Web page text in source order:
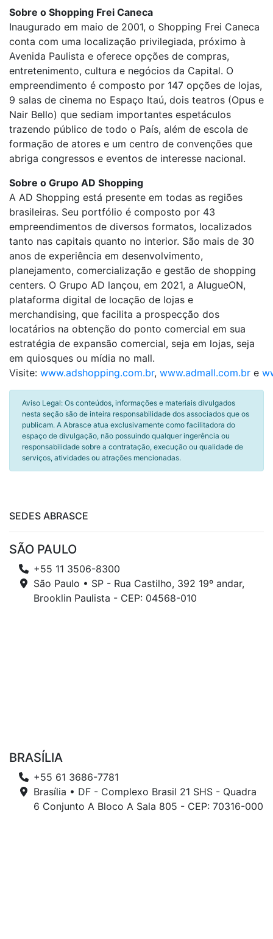
Sobre o Shopping Frei Caneca
Inaugurado em maio de 2001, o Shopping Frei Caneca
conta com uma localização privilegiada, próximo à
Avenida Paulista e oferece opções de compras,
entretenimento, cultura e negócios da Capital. O
empreendimento é composto por 147 opções de lojas,
9 salas de cinema no Espaço Itaú, dois teatros (Opus e
Nair Bello) que sediam importantes espetáculos
trazendo público de todo o País, além de escola de
formação de atores e um centro de convenções que
abriga congressos e eventos de interesse nacional.
Sobre o Grupo AD Shopping
A AD Shopping está presente em todas as regiões
brasileiras. Seu portfólio é composto por 43
empreendimentos de diversos formatos, localizados
tanto nas capitais quanto no interior. São mais de 30
anos de experiência em desenvolvimento,
planejamento, comercialização e gestão de shopping
centers. O Grupo AD lançou, em 2021, a AlugueON,
plataforma digital de locação de lojas e
merchandising, que facilita a prospecção dos
locatários na obtenção do ponto comercial em sua
estratégia de expansão comercial, seja em lojas, seja
em quiosques ou mídia no mall.
Visite: www.adshopping.com.br, www.admall.com.br e
Aviso Legal: Os conteúdos, informações e materiais divulgados
nesta seção são de inteira responsabilidade dos associados que os
publicam. A Abrasce atua exclusivamente como facilitadora do
espaço de divulgação, não possuindo qualquer ingerência ou
responsabilidade sobre a contratação, execução ou qualidade de
serviços, atividades ou atrações mencionadas.
SEDES ABRASCE
SÃO PAULO
+55 11 3506-8300
São Paulo • SP - Rua Castilho, 392 19º andar,
Brooklin Paulista - CEP: 04568-010
BRASÍLIA
+55 61 3686-7781
Brasília • DF - Complexo Brasil 21 SHS - Quadra
6 Conjunto A Bloco A Sala 805 - CEP: 70316-000